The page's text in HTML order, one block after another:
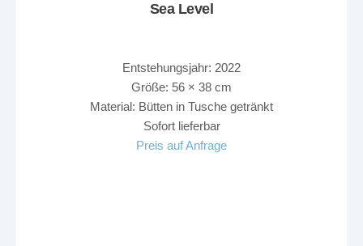
Sea Level
Entstehungsjahr: 2022
Größe: 56 × 38 cm
Material: Bütten in Tusche getränkt
Sofort lieferbar
Preis auf Anfrage